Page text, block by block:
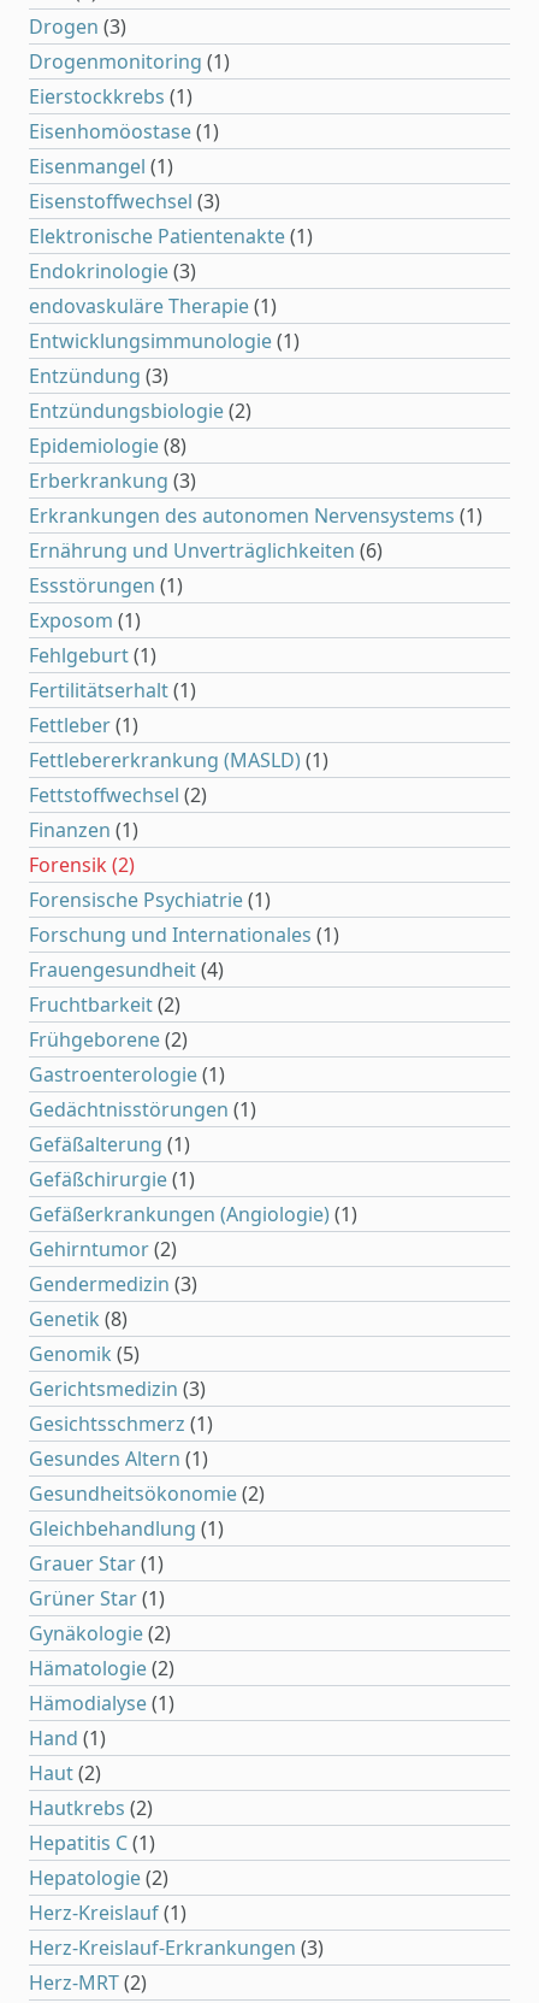
Drogen (3)
Drogenmonitoring (1)
Eierstockkrebs (1)
Eisenhomöostase(1)
Eisenmangel (1)
Eisenstoffwechsel (3)
Elektronische Patientenakte(1)
Endokrinologie(3)
endovaskuläre Therapie(1)
Entwicklungsimmunologie(1)
Entzündung (3)
Entzündungsbiologie(2)
Epidemiologie(8)
Erberkrankung (3)
Erkrankungen des autonomen Nervensystems (1)
Ernährung und Unverträglichkeiten (6)
Essstörungen (1)
Exposom (1)
Fehlgeburt(1)
Fertilitätserhalt(1)
Fettleber(1)
Fettlebererkrankung (MASLD)(1)
Fettstoffwechsel (2)
Finanzen (1)
Forensik (2)
Forensische Psychiatrie(1)
Forschung und Internationales (1)
Frauengesundheit(4)
Fruchtbarkeit(2)
Frühgeborene(2)
Gastroenterologie(1)
Gedächtnisstörungen (1)
Gefäßalterung (1)
Gefäßchirurgie(1)
Gefäßerkrankungen (Angiologie)(1)
Gehirntumor(2)
Gendermedizin (3)
Genetik (8)
Genomik (5)
Gerichtsmedizin (3)
Gesichtsschmerz (1)
Gesundes Altern (1)
Gesundheitsökonomie(2)
Gleichbehandlung (1)
Grauer Star(1)
Grüner Star(1)
Gynäkologie(2)
Hämatologie(2)
Hämodialyse(1)
Hand (1)
Haut(2)
Hautkrebs (2)
Hepatitis C(1)
Hepatologie(2)
Herz-Kreislauf(1)
Herz-Kreislauf-Erkrankungen (3)
Herz-MRT(2)